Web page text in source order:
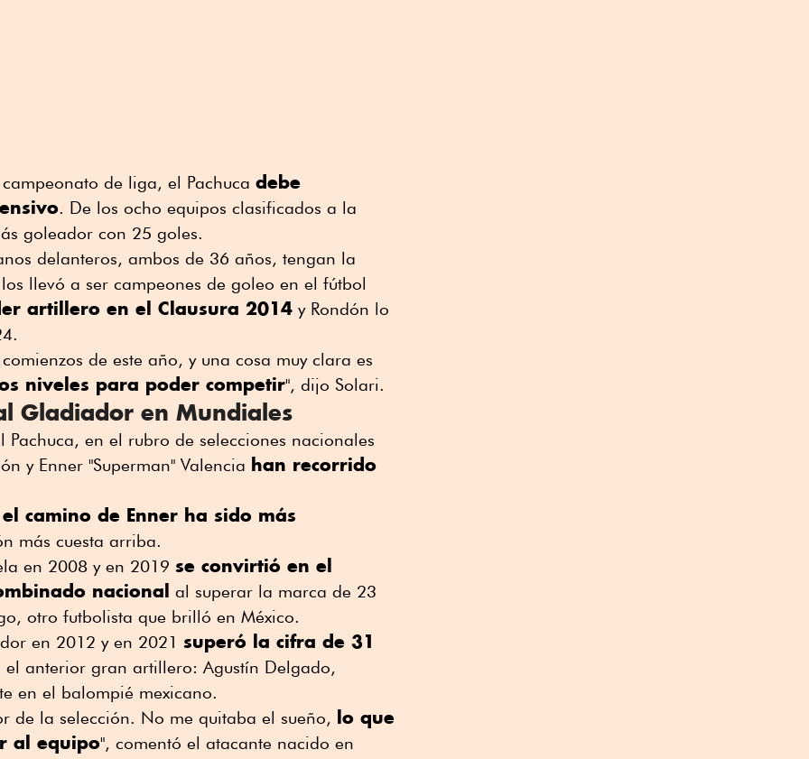
de liga, el Pachuca debe
. De los ocho equipos clasificados a la
goleador con 25 goles.
delanteros, ambos de 36 años, tengan la
llevó a ser campeones de goleo en el fútbol
artillero en el Clausura 2014 y Rondón lo
de este año, y una cosa muy clara es
niveles para poder competir", dijo Solari.
Gladiador en Mundiales
en el rubro de selecciones nacionales
y Enner "Superman" Valencia han recorrido
el camino de Enner ha sido más
más cuesta arriba.
en 2008 y en 2019 se convirtió en el
nacional al superar la marca de 23
otro futbolista que brilló en México.
en 2012 y en 2021 superó la cifra de 31
anterior gran artillero: Agustín Delgado,
en el balompié mexicano.
de la selección. No me quitaba el sueño, lo que
al equipo", comentó el atacante nacido en